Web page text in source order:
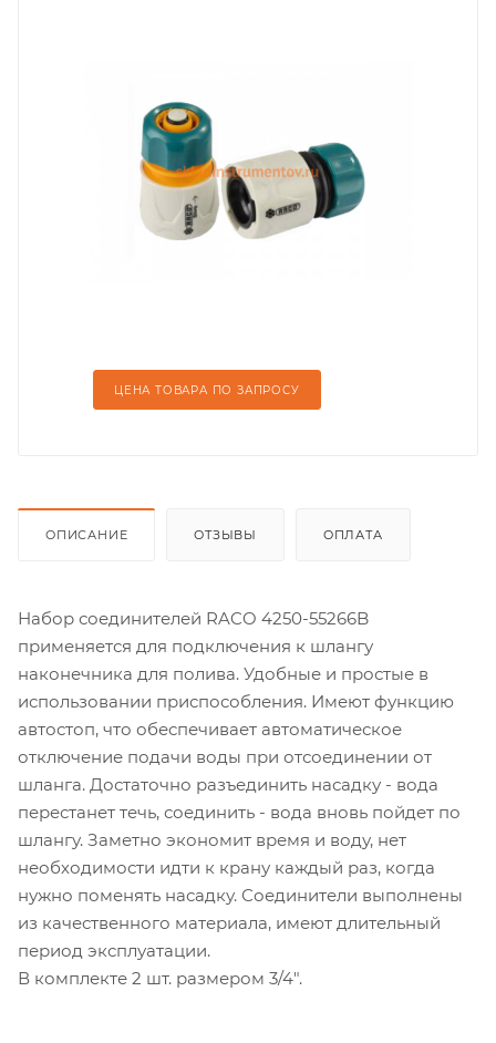
ЦЕНА ТОВАРА ПО ЗАПРОСУ
ОПИСАНИЕ ОТЗЫВЫ ОПЛАТА
Набор соединителей RACO 4250-55266B
применяется для подключения к шлангу
наконечника для полива. Удобные и простые в
использовании приспособления. Имеют функцию
автостоп, что обеспечивает автоматическое
отключение подачи воды при отсоединении от
шланга. Достаточно разъединить насадку - вода
перестанет течь, соединить - вода вновь пойдет по
шлангу. Заметно экономит время и воду, нет
необходимости идти к крану каждый раз, когда
нужно поменять насадку. Соединители выполнены
из качественного материала, имеют длительный
период эксплуатации.
В комплекте 2 шт. размером 3/4".